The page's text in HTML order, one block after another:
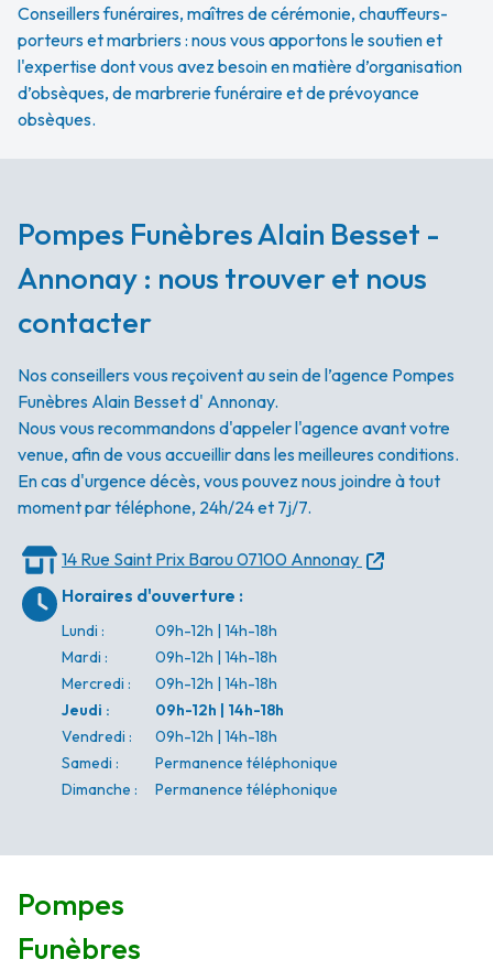
Conseillers funéraires, maîtres de cérémonie, chauffeurs-
porteurs et marbriers : nous vous apportons le soutien et
l'expertise dont vous avez besoin en matière d’organisation
d’obsèques, de marbrerie funéraire et de prévoyance
obsèques.
Pompes Funèbres Alain Besset -
Annonay : nous trouver et nous
contacter
Nos conseillers vous reçoivent au sein de l’agence Pompes
Funèbres Alain Besset d' Annonay.
Nous vous recommandons d'appeler l'agence avant votre
venue, afin de vous accueillir dans les meilleures conditions.
En cas d'urgence décès, vous pouvez nous joindre à tout
moment par téléphone, 24h/24 et 7j/7.
14 Rue Saint Prix Barou07100 Annonay
Horaires d'ouverture :
Lundi :
09h-12h | 14h-18h
Mardi :
09h-12h | 14h-18h
Mercredi :
09h-12h | 14h-18h
Jeudi :
09h-12h | 14h-18h
Vendredi :
09h-12h | 14h-18h
Samedi :
Permanence téléphonique
Dimanche : Permanence téléphonique
Pompes
Funèbres